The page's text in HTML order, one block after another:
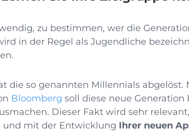
zu bestimmen, wer die
in der Regel als Jugendliche
die so genannten Millennials abgelöst.
Bloomberg soll diese neue Generation
Dieser Fakt wird sehr
und mit der Entwicklung Ihrer neuen